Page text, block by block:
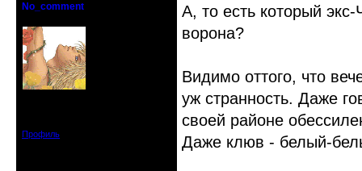
No_comment
Профиль
А, то есть который
ворона?
Видимо оттого, что
уж странность. Даже
своей районе
Даже клюв - белый-